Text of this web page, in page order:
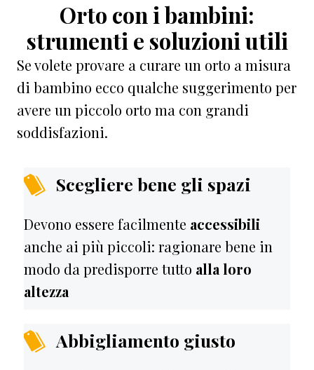
Orto con i bambini:
strumenti e soluzioni utili
Se volete provare a curare un orto a misura
di bambino ecco qualche suggerimento per
avere un piccolo orto ma con grandi
soddisfazioni.
Scegliere bene gli spazi
Devono essere facilmente accessibili
anche ai più piccoli: ragionare bene in
modo da predisporre tutto alla loro
altezza
Abbigliamento giusto